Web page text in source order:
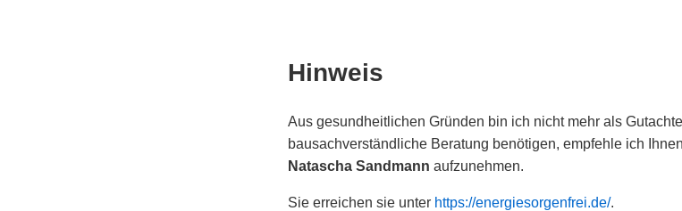
Hinweis
Aus gesundheitlichen Gründen bin ich nicht mehr als
bausachverständliche Beratung benötigen, empfehle ich
Natascha Sandmann aufzunehmen.
Sie erreichen sie unter https://energiesorgenfrei.de/.